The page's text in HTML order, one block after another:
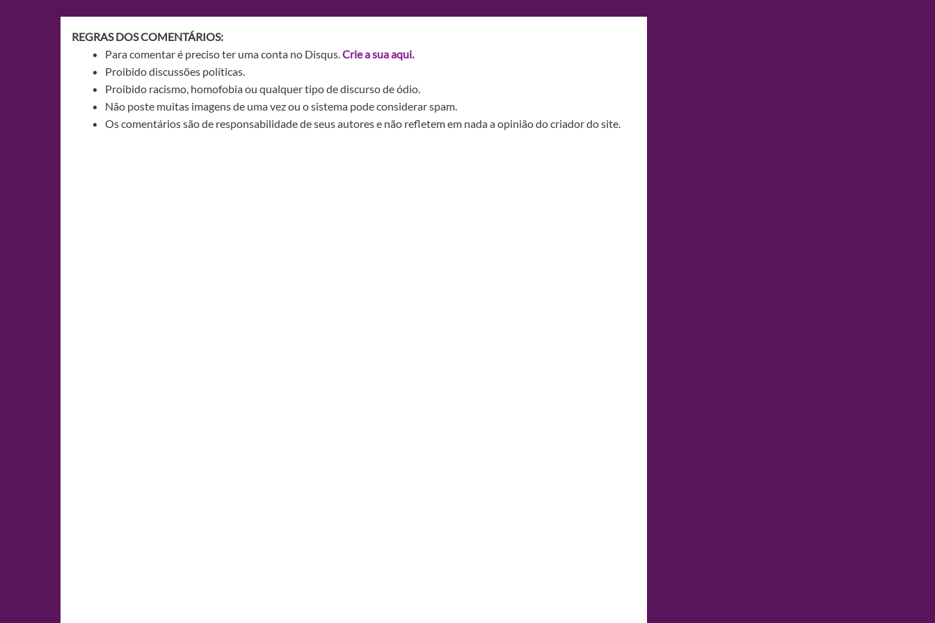
REGRAS DOS COMENTÁRIOS:
Para comentar é preciso ter uma conta no Disqus.Crie a sua aqui.
Proibido discussões políticas.
Proibido racismo, homofobia ou qualquer tipo de discurso de ódio.
Não poste muitas imagens de uma vez ou o sistema pode considerar spam.
Os comentários são de responsabilidade de seus autores e não refletem em nada a opinião do criador do site.